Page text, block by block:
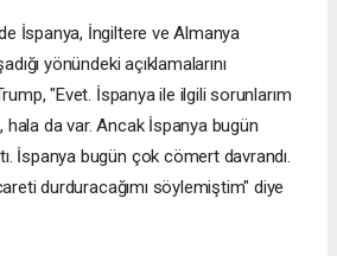
İspanya, İngiltere ve Almanya
yönündeki açıklamalarını
"Evet. İspanya ile ilgili sorunlarım
da var. Ancak İspanya bugün
İspanya bugün çok cömert davrandı.
durduracağımı söylemiştim" diye